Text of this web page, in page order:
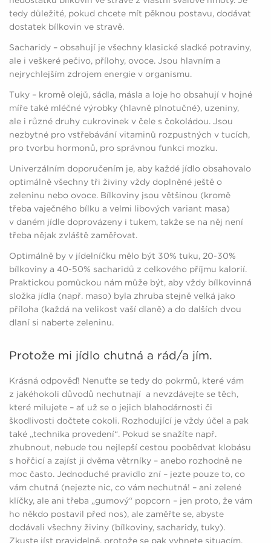
tedy důležité, pokud chcete mít pěknou postavu, dodávat
dostatek bílkovin ve stravě.
Sacharidy – obsahují je všechny klasické sladké potraviny,
ale i veškeré pečivo, přílohy, ovoce. Jsou hlavním a
nejrychlejším zdrojem energie v organismu.
Tuky – kromě olejů, sádla, másla a loje ho obsahují v hojné
míře také mléčné výrobky (hlavně plnotučné), uzeniny,
ale i různé druhy cukrovinek v čele s čokoládou. Jsou
nezbytné pro vstřebávání vitaminů rozpustných v tucích,
pro tvorbu hormonů, pro správnou funkci mozku.
Univerzálním doporučením je, aby každé jídlo obsahovalo
optimálně všechny tři živiny vždy doplněné ještě o
zeleninu nebo ovoce. Bílkoviny jsou většinou (kromě
třeba vaječného bílku a velmi libových variant masa)
v daném jídle doprovázeny i tukem, takže se na něj není
třeba nějak zvláště zaměřovat.
Optimálně by v jídelníčku mělo být 30% tuku, 20-30%
bílkoviny a 40-50% sacharidů z celkového příjmu kalorií.
Praktickou pomůckou nám může být, aby vždy bílkovinná
složka jídla (např. maso) byla zhruba stejně velká jako
příloha (každá na velikost vaší dlaně) a do dalších dvou
dlaní si naberte zeleninu.
Protože mi jídlo chutná a rád/a jím.
Krásná odpověď! Nenuťte se tedy do pokrmů, které vám
z jakéhokoli důvodů nechutnají a nevzdávejte se těch,
které milujete – ať už se o jejich blahodárnosti či
škodlivosti dočtete cokoli. Rozhodující je vždy účel a pak
také „technika provedení“. Pokud se snažíte např.
zhubnout, nebude tou nejlepší cestou poobědvat klobásu
s hořčicí a zajíst ji dvěma větrníky – anebo rozhodně ne
moc často. Jednoduché pravidlo zní – jezte pouze to, co
vám chutná (nejezte nic, co vám nechutná! – ani zelené
klíčky, ale ani třeba „gumový“ popcorn – jen proto, že vám
ho někdo postavil před nos), ale zaměřte se, abyste
dodávali všechny živiny (bílkoviny, sacharidy, tuky).
Zkuste jíst pravidelně, protože se pak vyhnete situacím,